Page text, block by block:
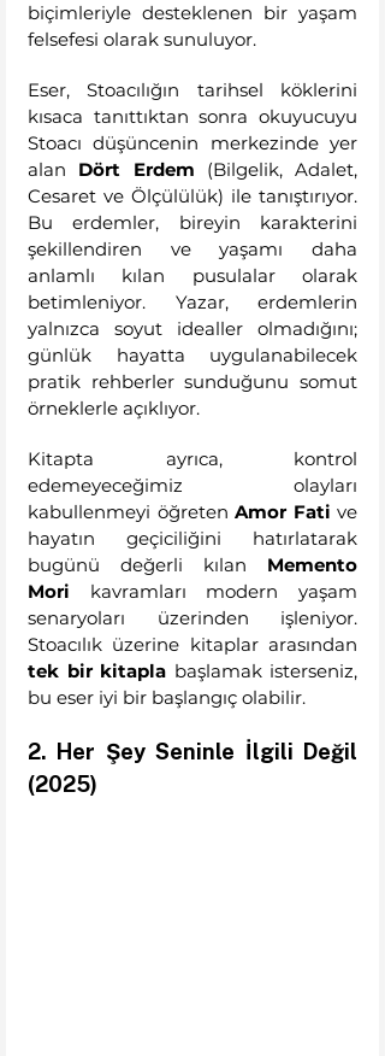
biçimleriyle desteklenen bir yaşam
felsefesi olarak sunuluyor.
Eser, Stoacılığın tarihsel köklerini
kısaca tanıttıktan sonra okuyucuyu
Stoacı düşüncenin merkezinde yer
alan Dört Erdem (Bilgelik, Adalet,
Cesaret ve Ölçülülük) ile tanıştırıyor.
Bu erdemler, bireyin karakterini
şekillendiren ve yaşamı daha
anlamlı kılan pusulalar olarak
betimleniyor. Yazar, erdemlerin
yalnızca soyut idealler olmadığını;
günlük hayatta uygulanabilecek
pratik rehberler sunduğunu somut
örneklerle açıklıyor.
Kitapta ayrıca, kontrol
edemeyeceğimiz olayları
kabullenmeyi öğreten Amor Fati ve
hayatın geçiciliğini hatırlatarak
bugünü değerli kılan Memento
Mori kavramları modern yaşam
senaryoları üzerinden işleniyor.
tek bir kitapla başlamak isterseniz,
bu eser iyi bir başlangıç olabilir.
2. Her Şey Seninle İlgili Değil
(2025)